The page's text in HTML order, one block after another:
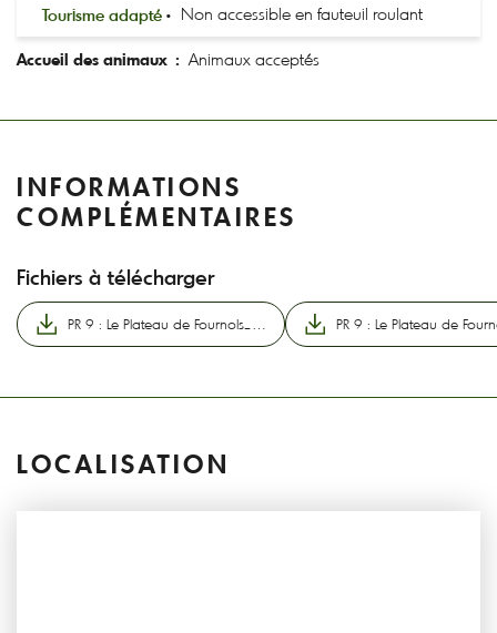
Tourisme adapté Non accessible en fauteuil roulant
Accueil des animaux : Animaux acceptés
INFORMATIONS
COMPLÉMENTAIRES
Fichiers à télécharger
PR 9 : Le Plateau de Fournols_Champs-sur-Tarentaine-Marchal
LOCALISATION